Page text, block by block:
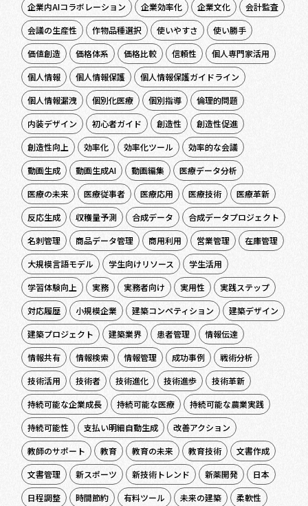
企業内AIコラボレーション
企業効率化 企業文化
会計監査
会議の生産性
作物品種選択 使いやすさ
使い勝手
価値創造
価格体系 価格比較 信頼性
個人専門家活用
個人情報
個人情報保護
個人情報保護ガイドライン
個人情報漏洩
個別化医療 個別指導
倫理的問題
内装デザイン
初心者ガイド 創造性
創造性促進
創造性向上
効率化 効率化ツール
効率的な会議
動画生成
動画生成AI 動画編集
医療データ分析
医療の未来
医療従事者 医療応用 医療技術
医療革新
反応生成
収穫量予測 合成データ
合成データプロジェクト
名刺管理
商品データ管理 商用利用 営業管理
在庫管理
大規模言語モデル
学生向けリソース
学生活用
学習体験向上
実務 実務者向け 実用性
実践ステップ
対応履歴
小規模企業 建築コンペティション
建築デザイン
建築プロジェクト
建築業界 患者管理
情報伝達
情報共有
情報検索 情報管理 成功事例
戦術分析
技術活用
技術者 技術進化 技術進歩
技術革新
持続可能な企業成長
持続可能な医療
持続可能な農業実践
持続可能性
支払い明細自動生成
改善アクション
教師のサポート
教育 教育の未来 教育技術
文書作成
文書管理
新スポーツ 新技術トレンド 新薬開発
日本
日程調整
時間節約 有料ツール 未来の建築 柔軟性